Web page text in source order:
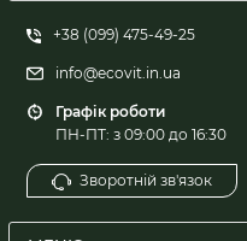
+38 (099) 475-49-25
info@ecovit.in.ua
Графік роботи
ПН-ПТ: з 09:00 до 16:30
Зворотній зв'язок